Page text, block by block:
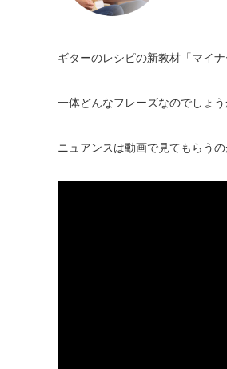
ギターのレシピの新教材「マイ
一体どんなフレーズなのでしょう
ニュアンスは動画で見てもらう